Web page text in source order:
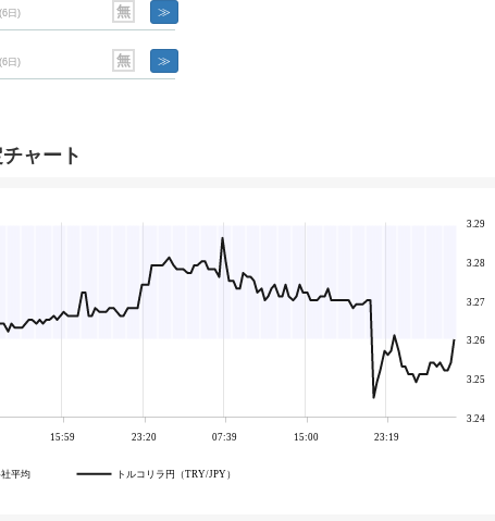
(6日) 無 ≫
(6日) 無 ≫
ャート
15:59 23:20 07:39 15:00 23:19
3.24
3.25
3.26
3.27
3.28
3.29
平均 トルコリラ円（TRY/JPY）